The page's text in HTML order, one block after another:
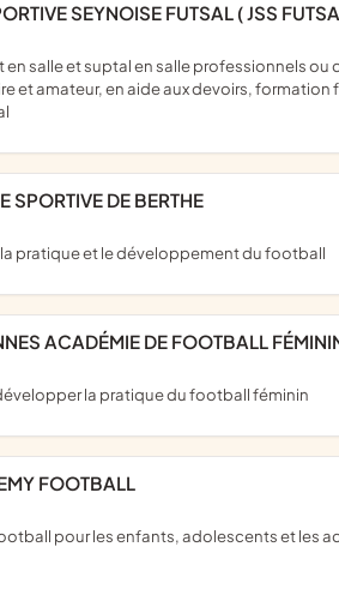
SEYNOISE FUTSAL ( JSS
et amateur, en aide aux devoirs, formation
SPORTIVE DE BERTHE
la pratique et le développement du football
ACADÉMIE DE FOOTBALL
la pratique du football féminin
FOOTBALL